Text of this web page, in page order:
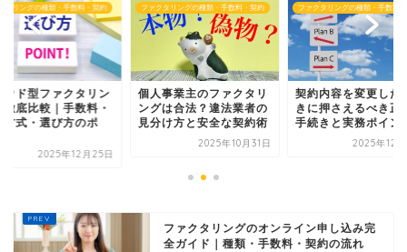
タリングの種類・手数料・契約
ウド型ファクタリン
徹底比較｜手数料・
方式・選び方のポ
2025年12月25日
ファクタリングの種類・手数料・契約
個人事業主のファクタリ
ングは合法？違法業者の
見分け方と安全な契約術
2025年10月31日
ファクタリングの種類・手数料
契約内容を変更した
きに押さえるべき正
手続きと実務ポイン
2025年12
ファクタリングのオンライン申し込み完
全ガイド｜種類・手数料・契約の流れ